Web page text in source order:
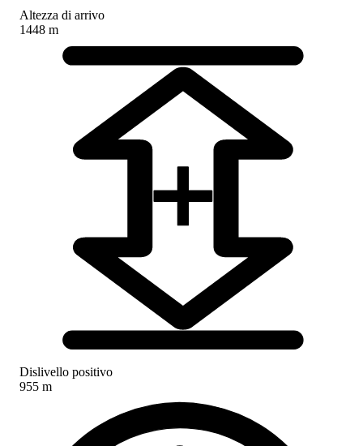
Altezza di arrivo
1448 m
Dislivello positivo
955 m